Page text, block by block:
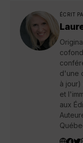
ÉCRIT
d'une
à jour)
et
aux